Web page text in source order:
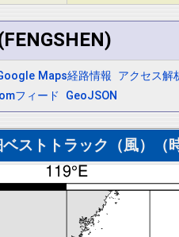
Maps経路情報 アクセス解
フィード GeoJSON
ストトラック（風）（